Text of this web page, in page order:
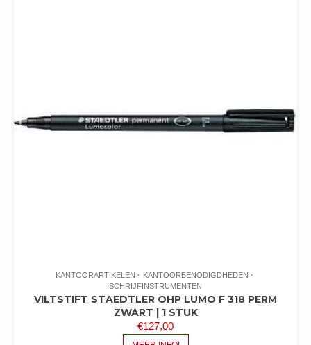
KANTOORARTIKELEN
KANTOORBENODIGDHEDEN
SCHRIJFINSTRUMENTEN
VILTSTIFT STAEDTLER OHP LUMO F 318 PERM
ZWART | 1 STUK
€127,00